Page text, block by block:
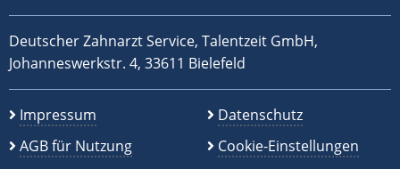
Deutscher Zahnarzt Service, Talentzeit GmbH,
Johanneswerkstr. 4, 33611 Bielefeld
Impressum
AGB für Nutzung
Datenschutz
Cookie-Einstellungen